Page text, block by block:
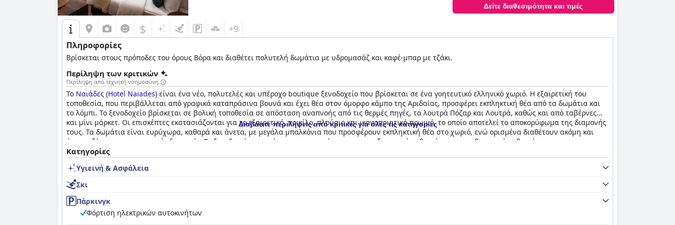
Δείτε διαθεσιμότητα και τιμές
$ +9
Πληροφορίες
Βρίσκεται στους πρόποδες του όρους Βόρα και διαθέτει πολυτελή δωμάτια με υδρομασάζ και καφέ-μπαρ με τζάκι.
Περίληψη των κριτικών
Περίληψη από τεχνητή νοημοσύνη
Το Ναιάδες (Hotel Naiades) είναι ένα νέο, πολυτελές και υπέροχο boutique ξενοδοχείο που βρίσκεται σε ένα γοητευτικό ελληνικό χωριό. Η εξαιρετική του
τοποθεσία, που περιβάλλεται από γραφικά καταπράσινα βουνά και έχει θέα στον όμορφο κάμπο της Αριδαίας, προσφέρει εκπληκτική θέα από τα δωμάτια και
το λόμπι. Το ξενοδοχείο βρίσκεται σε βολική τοποθεσία σε απόσταση αναπνοής από τις θερμές πηγές, τα λουτρά Πόζαρ και Λουτρά, καθώς και από ταβέρνες
και μίνι μάρκετ. Οι επισκέπτες εκστασιάζονται για το εξαιρετικό, ποικίλο, πλούσιο και ικανοποιητικό πρωινό, το οποίο αποτελεί το αποκορύφωμα της διαμονής
τους. Τα δωμάτια είναι ευρύχωρα, καθαρά και άνετα, με μεγάλα μπαλκόνια που προσφέρουν εκπληκτική θέα στο χωριό, ενώ ορισμένα διαθέτουν ακόμη και
άνετο τζάκι για τις χειμερινές διαμονές. Το ξενοδοχείο μπορεί να υπερηφανεύεται για την εξαιρετική καθαριότητα με καθημερινή καθαριότητα που
εξασφαλίζει την απόλυτη υγιεινή. Το προσωπικό είναι φιλικό, ευγενικό και πάντα πρόθυμο να βοηθήσει, υπερβαίνοντας κάθε όριο για να διασφαλίσει ότι οι
επισκέπτες θα έχουν μια αξέχαστη διαμονή. Συνολικά, οι επισκέπτες συστήνουν ανεπιφύλακτα τοΝαιάδες (Hotel Naiades)λόγω της τέλειας τοποθεσίας, της
όμορφης θέασης, των άνετων δωματίων, του εξαιρετικού πρωινού και του εξυπηρετικού προσωπικού.
Διαβάστε περιλήψεις από κριτικές για όλες τις κατηγορίες
Κατηγορίες
Υγιεινή & Ασφάλεια
Σκι
Πάρκινγκ
Φόρτιση ηλεκτρικών αυτοκινήτων